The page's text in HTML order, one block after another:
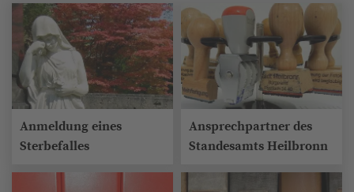
Anmeldung eines
Sterbefalles
Ansprechpartner des
Standesamts Heilbronn